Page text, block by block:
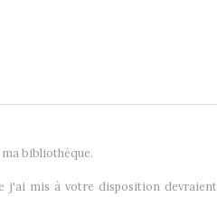
ma bibliothèque.
j'ai mis à votre disposition devraient